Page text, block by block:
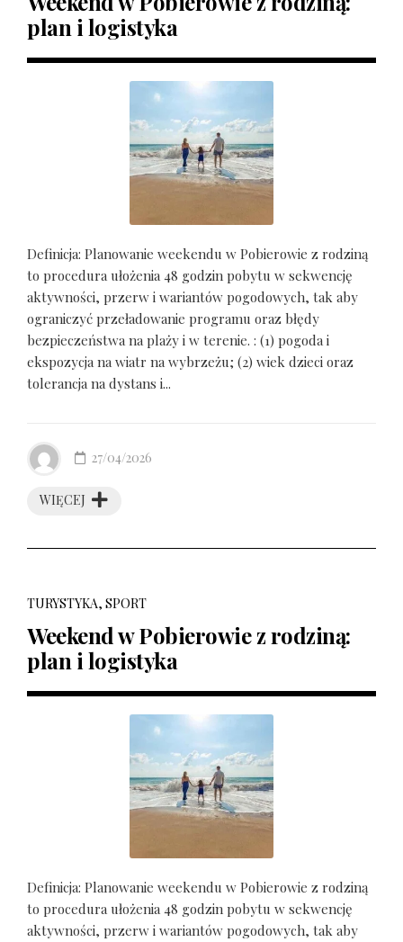
plan i logistyka
Definicja: Planowanie weekendu w Pobierowie z rodziną
to procedura ułożenia 48 godzin pobytu w sekwencję
aktywności, przerw i wariantów pogodowych, tak aby
ograniczyć przeładowanie programu oraz błędy
bezpieczeństwa na plaży i w terenie. : (1) pogoda i
ekspozycja na wiatr na wybrzeżu; (2) wiek dzieci oraz
tolerancja na dystans i...
WIĘCEJ
27/04/2026
TURYSTYKA, SPORT
Weekend w Pobierowie z rodziną:
plan i logistyka
Definicja: Planowanie weekendu w Pobierowie z rodziną
to procedura ułożenia 48 godzin pobytu w sekwencję
aktywności, przerw i wariantów pogodowych, tak aby